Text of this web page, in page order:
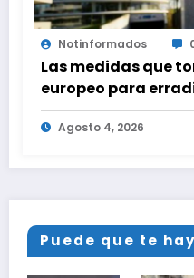
Notinformados
Las medidas que
europeo para
Agosto 4, 2026
Puede que te